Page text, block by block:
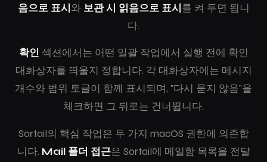
음으로 표시 와 보관 시 읽음으로 표시 를 켜 두면 됩니
다.
확인 섹션에서는 어떤 일괄 작업에서 실행 전에 확인
대화상자를 띄울지 정합니다. 각 대화상자에는 메시지
개수와 범위 토글이 함께 표시되며, "다시 묻지 않음"을
체크하면 그 뒤로는 건너뜁니다.
Sortail의 핵심 작업은 두 가지 macOS 권한에 의존합
니다. Mail 폴더 접근은 Sortail에 메일함 목록을 전달